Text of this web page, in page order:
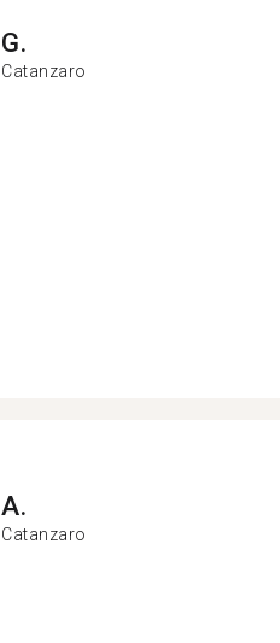
G.
Catanzaro
A.
Catanzaro